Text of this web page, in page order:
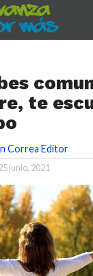
te
Correa Editor
junio, 2021